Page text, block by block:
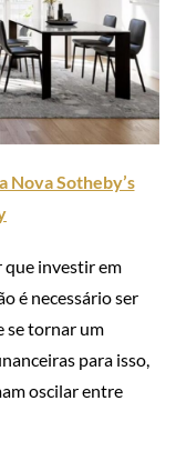
Nova Sotheby’s
que investir em
é necessário ser
se tornar um
para isso,
oscilar entre